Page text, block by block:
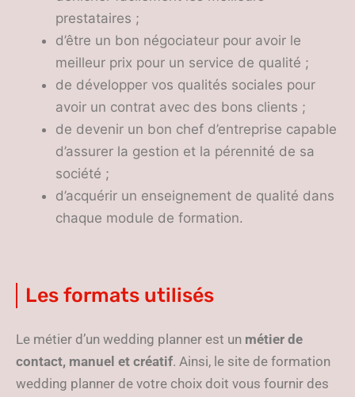
prestataires ;
d’être un bon négociateur pour avoir le
meilleur prix pour un service de qualité ;
de développer vos qualités sociales pour
avoir un contrat avec des bons clients ;
de devenir un bon chef d’entreprise capable
d’assurer la gestion et la pérennité de sa
société ;
d’acquérir un enseignement de qualité dans
chaque module de formation.
Les formats utilisés
Le métier d’un wedding planner est un métier de
contact, manuel et créatif. Ainsi, le site de formation
wedding planner de votre choix doit vous fournir des